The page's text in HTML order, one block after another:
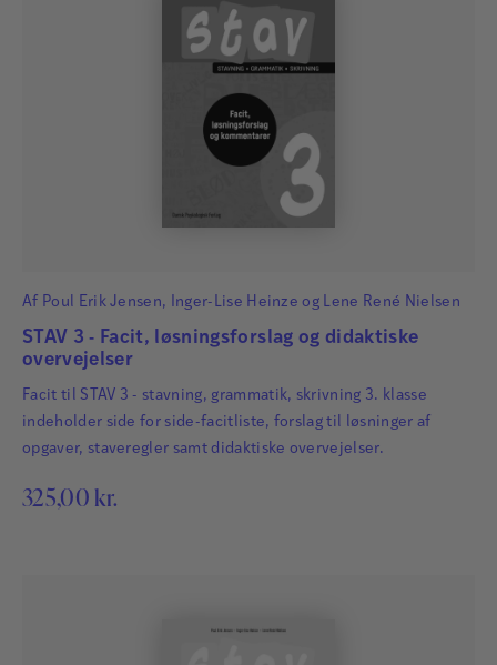
Af Poul Erik Jensen, Inger-Lise Heinze og Lene René Nielsen
STAV 3 - Facit, løsningsforslag og didaktiske
overvejelser
Facit til STAV 3 - stavning, grammatik, skrivning 3. klasse
indeholder side for side-facitliste, forslag til løsninger af
opgaver, staveregler samt didaktiske overvejelser.
325,00 kr.